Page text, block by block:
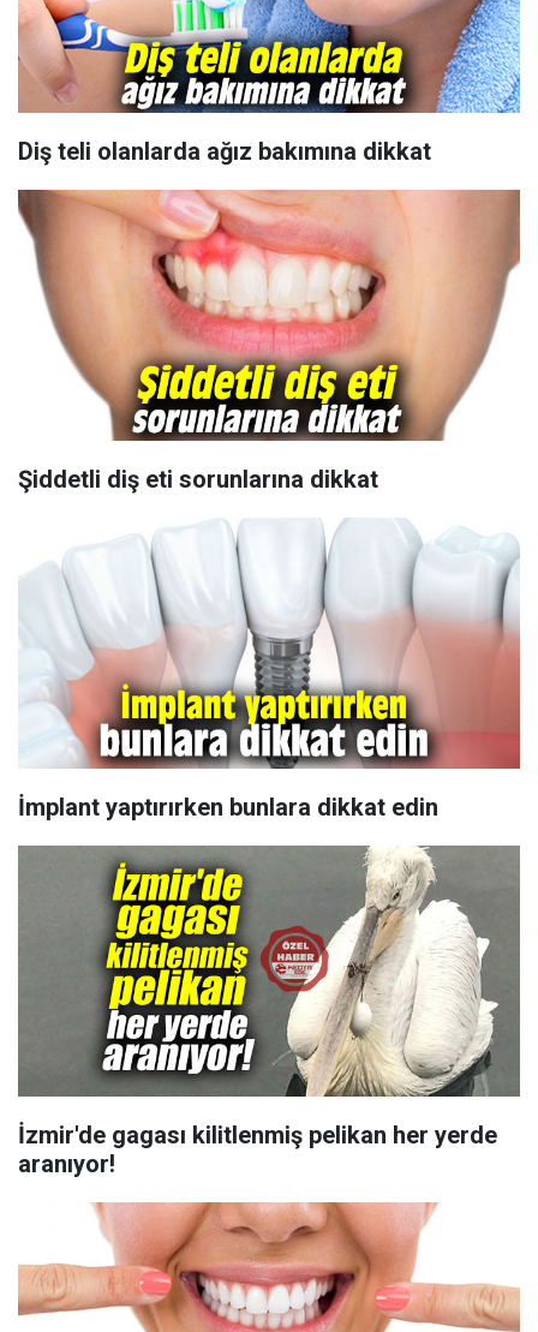
Diş teli olanlarda ağız bakımına dikkat
Şiddetli diş eti sorunlarına dikkat
İmplant yaptırırken bunlara dikkat edin
İzmir'de gagası kilitlenmiş pelikan her yerde
aranıyor!